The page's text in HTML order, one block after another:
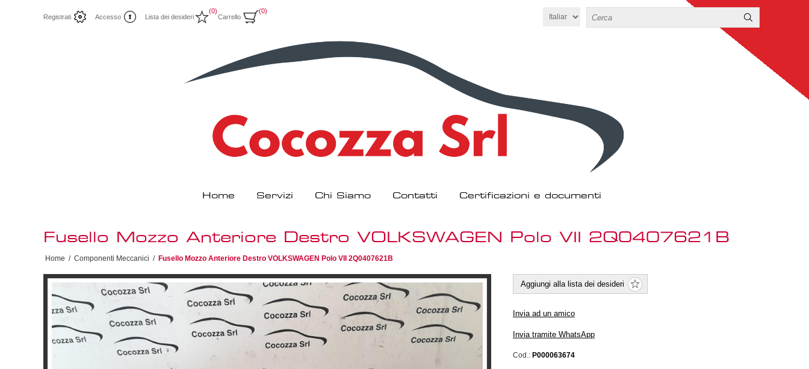
Registrati Accesso Lista dei desideri
(0)
Carrello
(0)
Home Servizi Chi Siamo Contatti Certificazioni e documenti
Fusello Mozzo Anteriore Destro VOLKSWAGEN Polo VII 2Q0407621B
Home / Componenti Meccanici / Fusello Mozzo Anteriore Destro VOLKSWAGEN Polo VII 2Q0407621B
Aggiungi alla lista dei desideri
Invia ad un amico
Invia tramite WhatsApp
Cod.: P000063674